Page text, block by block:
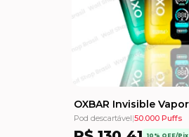
Pod descartável|50.000 Puffs